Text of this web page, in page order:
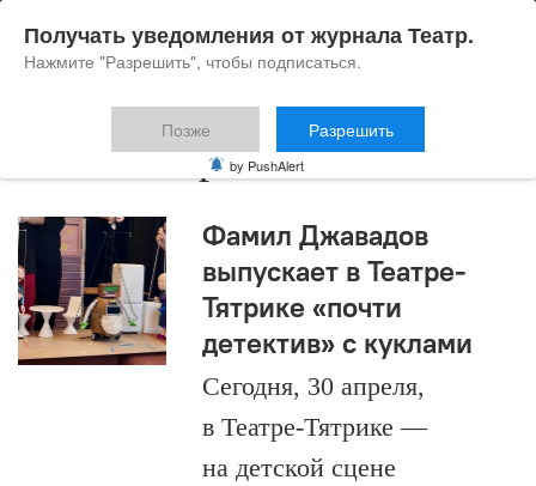
Татьяна Ермолюк
Фамил Джавадов
выпускает в Театре-
Тятрике «почти
детектив» с куклами
Сегодня, 30 апреля,
в Театре-Тятрике —
на детской сцене
Получать уведомления от журнала Театр.
Нажмите "Разрешить", чтобы подписаться.
Позже Разрешить
by PushAlert